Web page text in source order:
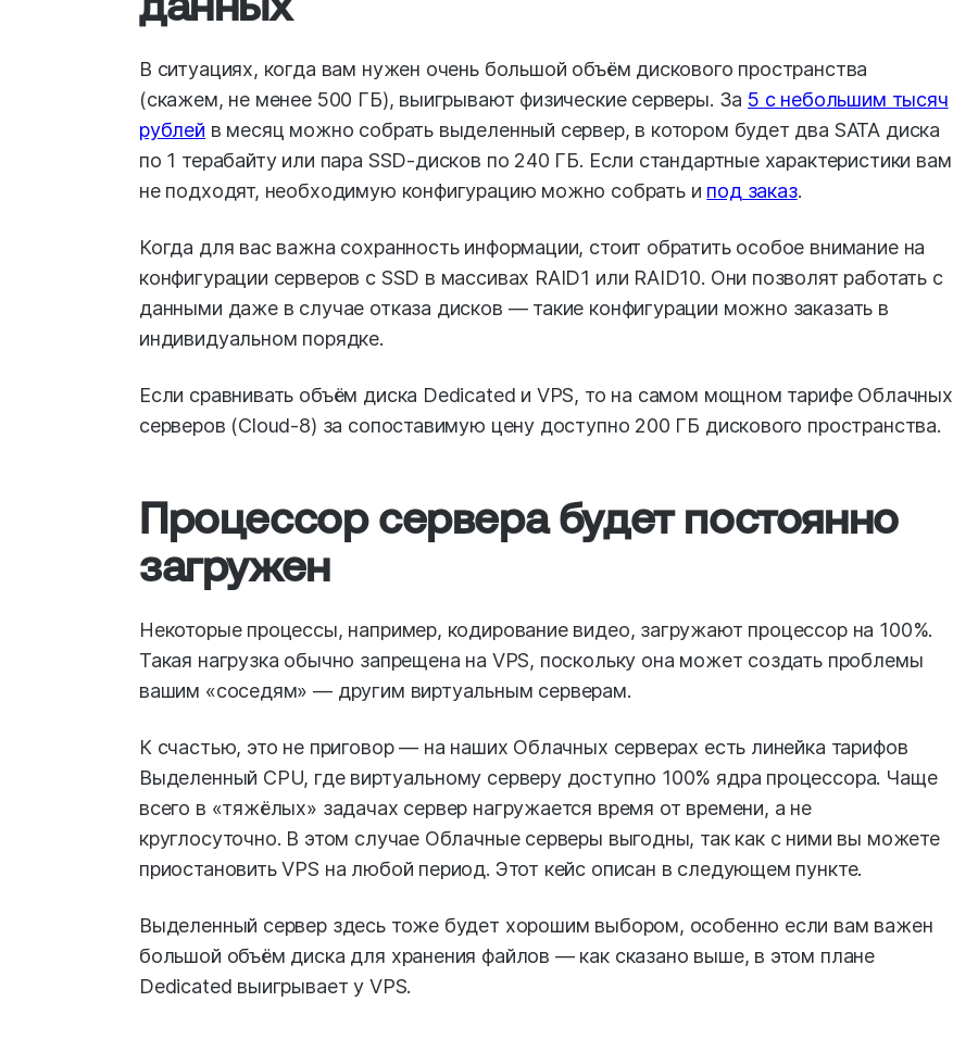
В ситуациях, когда вам нужен очень большой объём дискового пространства
(скажем, не менее 500 ГБ), выигрывают физические серверы. За 5 с небольшим тысяч
рублей в месяц можно собрать выделенный сервер, в котором будет два SATA диска
по 1 терабайту или пара SSD-дисков по 240 ГБ. Если стандартные характеристики вам
не подходят, необходимую конфигурацию можно собрать и под заказ.
Когда для вас важна сохранность информации, стоит обратить особое внимание на
конфигурации серверов с SSD в массивах RAID1 или RAID10. Они позволят работать с
данными даже в случае отказа дисков — такие конфигурации можно заказать в
индивидуальном порядке.
Если сравнивать объём диска Dedicated и VPS, то на самом мощном тарифе Облачных
серверов (Cloud-8) за сопоставимую цену доступно 200 ГБ дискового пространства.
Процессор сервера будет постоянно
загружен
Некоторые процессы, например, кодирование видео, загружают процессор на 100%.
Такая нагрузка обычно запрещена на VPS, поскольку она может создать проблемы
вашим «соседям» — другим виртуальным серверам.
К счастью, это не приговор — на наших Облачных серверах есть линейка тарифов
Выделенный CPU, где виртуальному серверу доступно 100% ядра процессора. Чаще
всего в «тяжёлых» задачах сервер нагружается время от времени, а не
круглосуточно. В этом случае Облачные серверы выгодны, так как с ними вы можете
приостановить VPS на любой период. Этот кейс описан в следующем пункте.
Выделенный сервер здесь тоже будет хорошим выбором, особенно если вам важен
большой объём диска для хранения файлов — как сказано выше, в этом плане
Dedicated выигрывает у VPS.